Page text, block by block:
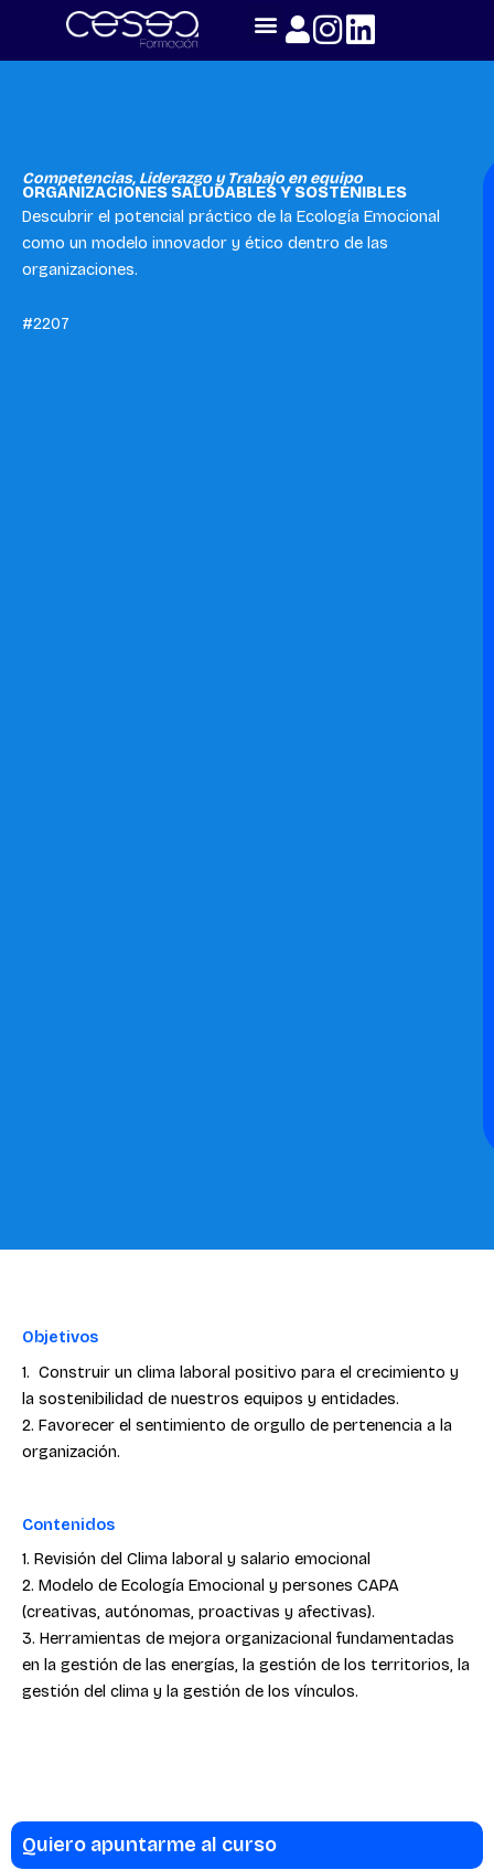
content
Competencias, Liderazgo y Trabajo en equipo
ORGANIZACIONES SALUDABLES Y SOSTENIBLES
Descubrir el potencial práctico de la Ecología Emocional
como un modelo innovador y ético dentro de las
organizaciones.
#2207
Objetivos
1. Construir un clima laboral positivo para el crecimiento y
la sostenibilidad de nuestros equipos y entidades.
2. Favorecer el sentimiento de orgullo de pertenencia a la
organización.
Contenidos
1. Revisión del Clima laboral y salario emocional
2. Modelo de Ecología Emocional y persones CAPA
(creativas, autónomas, proactivas y afectivas).
3. Herramientas de mejora organizacional fundamentadas
en la gestión de las energías, la gestión de los territorios, la
gestión del clima y la gestión de los vínculos.
Quiero apuntarme al curso